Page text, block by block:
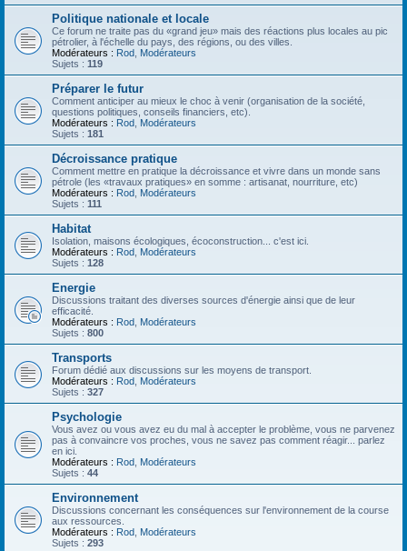
Politique nationale et locale
Ce forum ne traite pas du «grand jeu» mais des réactions plus locales au pic
pétrolier, à l'échelle du pays, des régions, ou des villes.
Modérateurs : Rod Modérateurs
Sujets : 119
Préparer le futur
Comment anticiper au mieux le choc à venir (organisation de la société,
questions politiques, conseils financiers, etc).
Modérateurs : Rod Modérateurs
Sujets : 181
Décroissance pratique
Comment mettre en pratique la décroissance et vivre dans un monde sans
pétrole (les «travaux pratiques» en somme : artisanat, nourriture, etc)
Modérateurs : Rod Modérateurs
Sujets : 111
Habitat
Isolation, maisons écologiques, écoconstruction... c'est ici.
Modérateurs : Rod Modérateurs
Sujets : 128
Energie
Discussions traitant des diverses sources d'énergie ainsi que de leur
efficacité.
Modérateurs : Rod Modérateurs
Sujets : 800
Transports
Forum dédié aux discussions sur les moyens de transport.
Modérateurs : Rod Modérateurs
Sujets : 327
Psychologie
Vous avez ou vous avez eu du mal à accepter le problème, vous ne parvenez
pas à convaincre vos proches, vous ne savez pas comment réagir... parlez
en ici.
Modérateurs : Rod Modérateurs
Sujets : 44
Environnement
Discussions concernant les conséquences sur l'environnement de la course
aux ressources.
Modérateurs : Rod Modérateurs
Sujets : 293